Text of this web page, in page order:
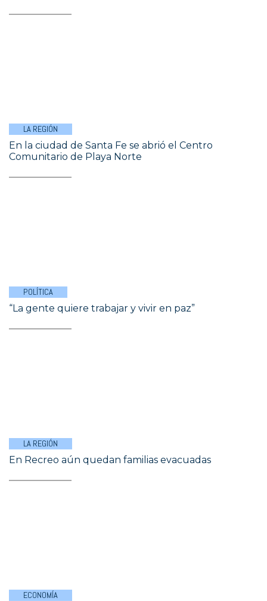
LA REGIÓN
En la ciudad de Santa Fe se abrió el Centro
Comunitario de Playa Norte
POLÍTICA
“La gente quiere trabajar y vivir en paz”
LA REGIÓN
En Recreo aún quedan familias evacuadas
ECONOMÍA